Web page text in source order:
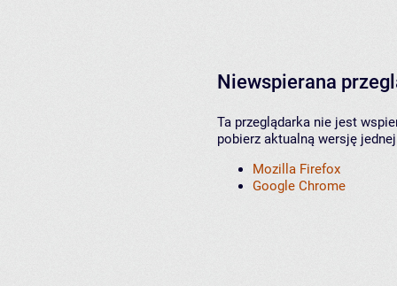
Niewspierana
Ta przeglądarka nie jest
pobierz aktualną wersję
Mozilla Firefox
Google Chrome